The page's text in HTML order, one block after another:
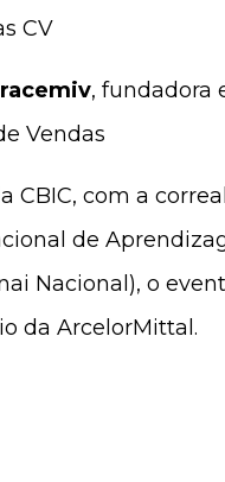
CV
, fundadora
Vendas
CBIC, com a
de
Nacional), o
da ArcelorMittal.